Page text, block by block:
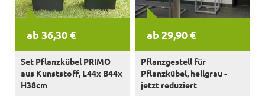
ab 36,30 €
Set Pflanzkübel PRIMO
aus Kunststoff, L44x B44x
H38cm
ab 29,90 €
Pflanzgestell für
Pflanzkübel, hellgrau -
jetzt reduziert